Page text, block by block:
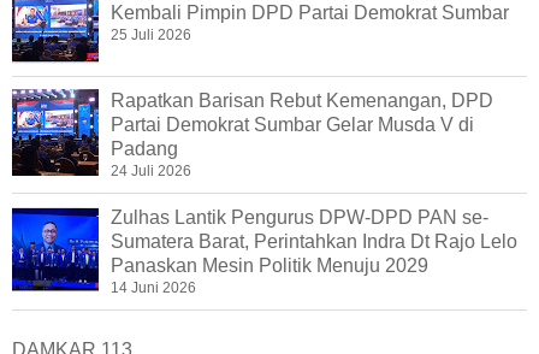
Kembali Pimpin DPD Partai Demokrat Sumbar
25 Juli 2026
Rapatkan Barisan Rebut Kemenangan, DPD
Partai Demokrat Sumbar Gelar Musda V di
Padang
24 Juli 2026
Zulhas Lantik Pengurus DPW-DPD PAN se-
Sumatera Barat, Perintahkan Indra Dt Rajo Lelo
Panaskan Mesin Politik Menuju 2029
14 Juni 2026
DAMKAR 113